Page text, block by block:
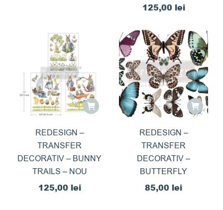
125,00 lei
REDESIGN –
TRANSFER
DECORATIV – BUNNY
TRAILS – NOU
125,00 lei
REDESIGN –
TRANSFER
DECORATIV –
BUTTERFLY
85,00 lei